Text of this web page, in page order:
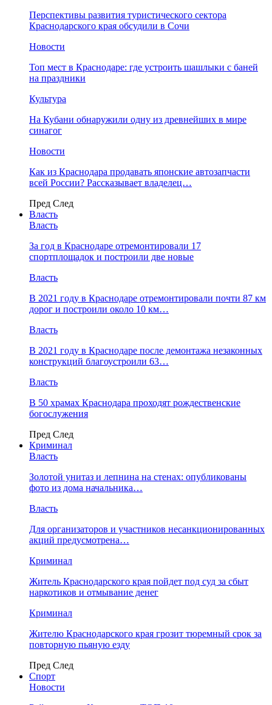
Перспективы развития туристического сектора
Краснодарского края обсудили в Сочи
Новости
Топ мест в Краснодаре: где устроить шашлыки с баней
на праздники
Культура
На Кубани обнаружили одну из древнейших в мире
синагог
Новости
Как из Краснодара продавать японские автозапчасти
всей России? Рассказывает владелец…
Пред След
Власть
Власть
За год в Краснодаре отремонтировали 17
спортплощадок и построили две новые
Власть
В 2021 году в Краснодаре отремонтировали почти 87 км
дорог и построили около 10 км…
Власть
В 2021 году в Краснодаре после демонтажа незаконных
конструкций благоустроили 63…
Власть
В 50 храмах Краснодара проходят рождественские
богослужения
Пред След
Криминал
Власть
​Золотой унитаз и лепнина на стенах: опубликованы
фото из дома начальника…
Власть
Для организаторов и участников несанкционированных
акций предусмотрена…
Криминал
Житель Краснодарского края пойдет под суд за сбыт
наркотиков и отмывание денег
Криминал
Жителю Краснодарского края грозит тюремный срок за
повторную пьяную езду
Пред След
Спорт
Новости